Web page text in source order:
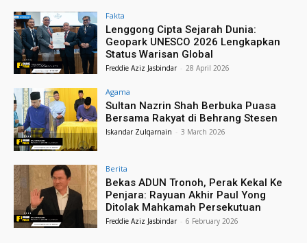
Fakta
Lenggong Cipta Sejarah Dunia:
Geopark UNESCO 2026 Lengkapkan
Status Warisan Global
Freddie Aziz Jasbindar - 28 April 2026
Agama
Sultan Nazrin Shah Berbuka Puasa
Bersama Rakyat di Behrang Stesen
Iskandar Zulqarnain - 3 March 2026
Berita
Bekas ADUN Tronoh, Perak Kekal Ke
Penjara: Rayuan Akhir Paul Yong
Ditolak Mahkamah Persekutuan
Freddie Aziz Jasbindar - 6 February 2026